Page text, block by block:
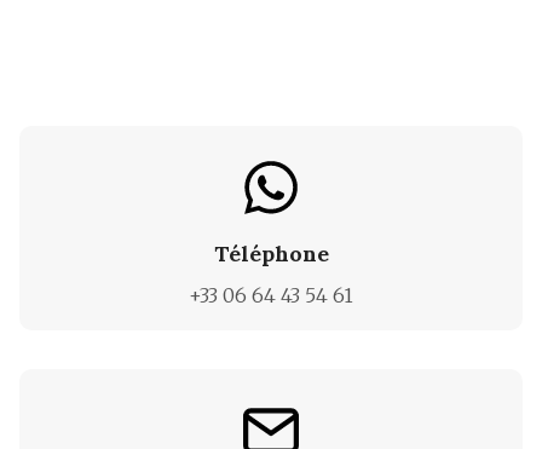
Téléphone
+33 06 64 43 54 61